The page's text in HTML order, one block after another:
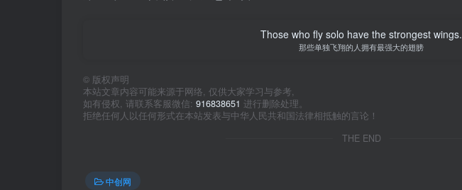
Those who fly solo have the strongest wings.
那些单独飞翔的人拥有最强大的翅膀
© 版权声明
本站文章内容可能来源于网络, 仅供大家学习与参考,
如有侵权, 请联系客服微信: 916838651 进行删除处理。
拒绝任何人以任何形式在本站发表与中华人民共和国法律相抵触的言论！
THE END
中创网